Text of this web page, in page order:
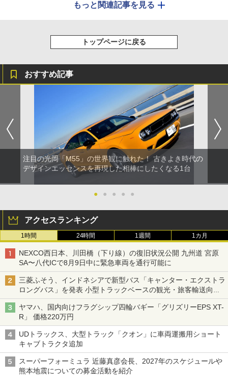
もっと関連記事を見る
トップページに戻る
おすすめ記事
注目の光岡「M55」の世界観に触れた！ 古きよき時代の
デザインエッセンスを再現した相棒にしたくなる1台
● ● ● ● ●
アクセスランキング
1時間 24時間 1週間 1カ月
NEXCO西日本、川田橋（下り線）の復旧状況公開 九州道 宮原
SA〜八代ICで8月9日中に緊急車両を通行可能に
三菱ふそう、インドネシアで新型バス「キャンター・エクストラ
ロングバス」を発表 小型トラックベースの観光・旅客輸送向け
バス
ヤマハ、国内向けフラグシップ四輪バギー「グリズリーEPS XT-
R」 価格220万円
UDトラックス、大型トラック「クオン」に車両運搬用ショート
キャブトラクタ追加
スーパーフォーミュラ 近藤真彦会長、2027年のスケジュールや
熊本地震についての募金活動を紹介